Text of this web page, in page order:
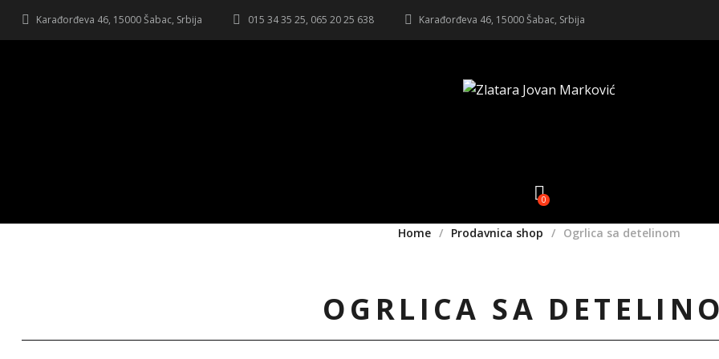
Karađorđeva 46, 15000 Šabac, Srbija 015 34 35 25, 065 20 25 638 Karađorđeva 46, 15000 Šabac, Srbija
0
OGRLICA SA
Home Prodavnica shop Ogrlica sa detelinom